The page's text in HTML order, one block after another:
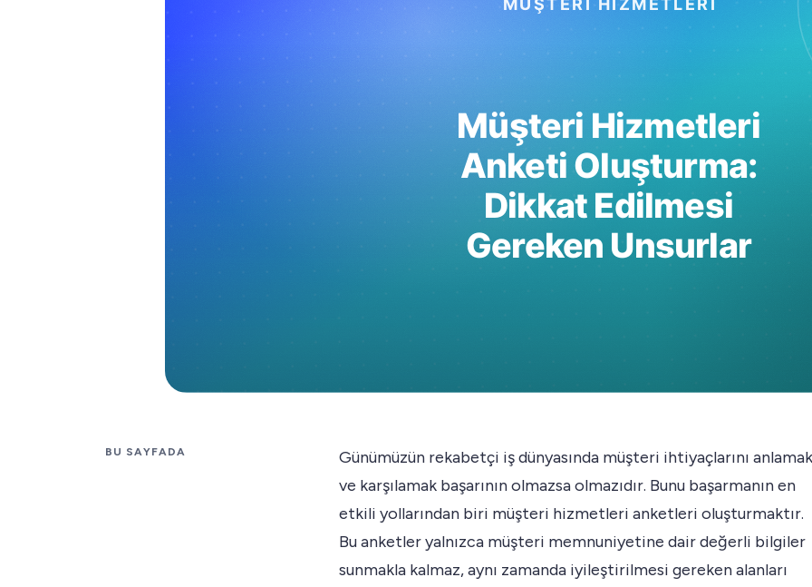
BU SAYFADA
Günümüzün rekabetçi iş dünyasında müşteri ihtiyaçlarını anlamak
ve karşılamak başarının olmazsa olmazıdır. Bunu başarmanın en
etkili yollarından biri müşteri hizmetleri anketleri oluşturmaktır.
Bu anketler yalnızca müşteri memnuniyetine dair değerli bilgiler
sunmakla kalmaz, aynı zamanda iyileştirilmesi gereken alanları